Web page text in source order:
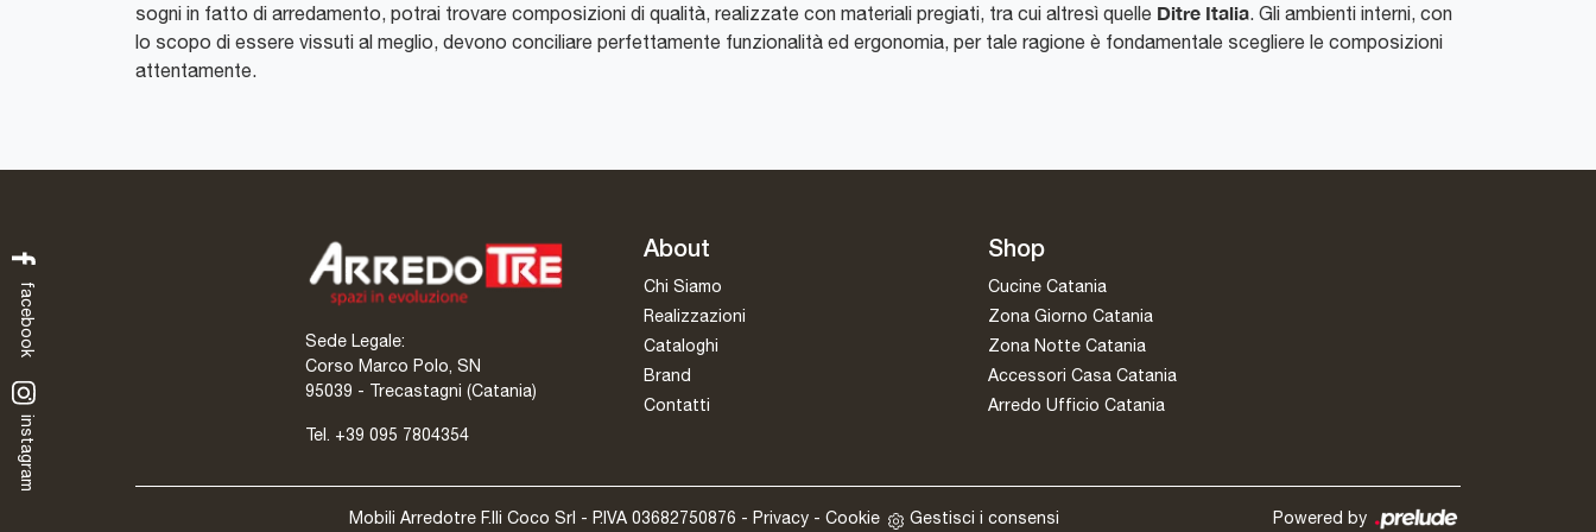
sogni in fatto di arredamento, potrai trovare composizioni di qualità, realizzate con materiali pregiati, tra cui altresì quelle Ditre Italia. Gli ambienti interni, con
lo scopo di essere vissuti al meglio, devono conciliare perfettamente funzionalità ed ergonomia, per tale ragione è fondamentale scegliere le composizioni
attentamente.
Sede Legale:
Corso Marco Polo, SN
95039 - Trecastagni (Catania)
Tel. +39 095 7804354
About
Chi Siamo
Realizzazioni
Cataloghi
Brand
Contatti
Shop
Cucine Catania
Zona Giorno Catania
Zona Notte Catania
Accessori Casa Catania
Arredo Ufficio Catania
facebook
instagram
Mobili Arredotre F.lli Coco Srl - P.IVA 03682750876 - Privacy - Cookie Gestisci i consensi Powered by